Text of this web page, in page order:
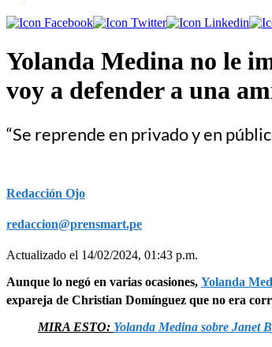
Yolanda Medina no le
voy a defender a una
“Se reprende en privado y en
Redacción Ojo
redaccion@prensmart.pe
Actualizado el 14/02/2024, 01:43 p.m.
Aunque lo negó en varias ocasiones, Yolanda
expareja de Christian Domínguez que no era
MIRA ESTO: Yolanda Medina sobre Janet